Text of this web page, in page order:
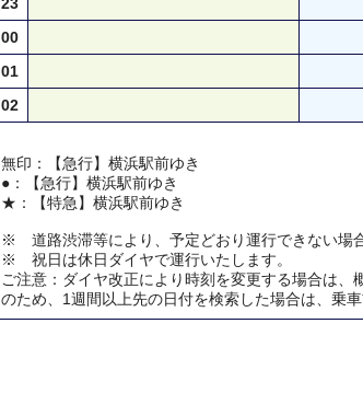
00
01
02
無印：【急行】横浜駅前ゆき
●：【急行】横浜駅前ゆき
★：【特急】横浜駅前ゆき
※ 道路渋滞等により、予定どおり運行できない場
※ 祝日は休日ダイヤで運行いたします。
ご注意：ダイヤ改正により時刻を変更する場合は
のため、1週間以上先の日付を検索した場合は、乗